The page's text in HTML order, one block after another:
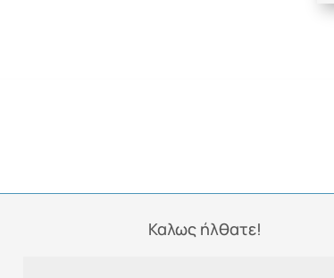
Καλως ήλθατε!